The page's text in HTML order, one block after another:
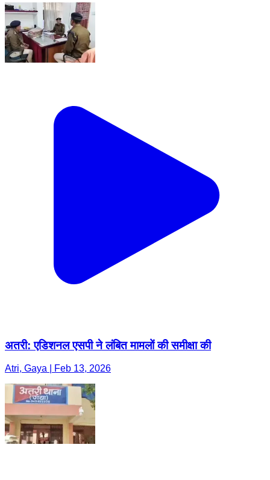
अतरी: एडिशनल एसपी ने लंबित मामलों की समीक्षा की
Atri, Gaya | Feb 13, 2026